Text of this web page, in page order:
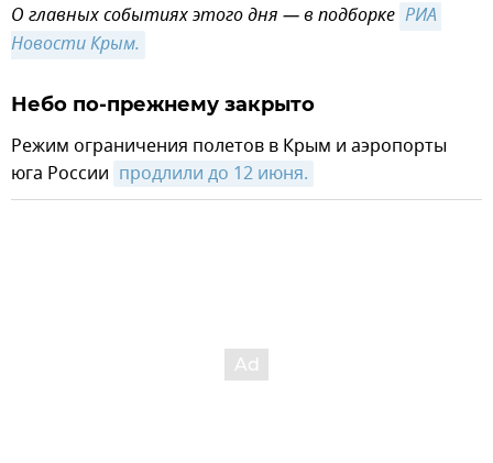
О главных событиях этого дня — в подборке РИА
Новости Крым.
Небо по-прежнему закрыто
Режим ограничения полетов в Крым и аэропорты
юга России продлили до 12 июня.